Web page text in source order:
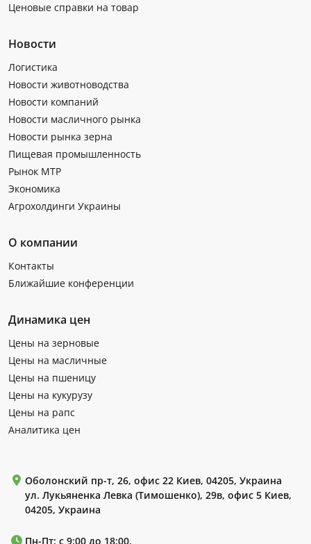
Ценовые справки на товар
Новости
Логистика
Новости животноводства
Новости компаний
Новости масличного рынка
Новости рынка зерна
Пищевая промышленность
Рынок МТР
Экономика
Агрохолдинги Украины
О компании
Контакты
Ближайшие конференции
Динамика цен
Цены на зерновые
Цены на масличные
Цены на пшеницу
Цены на кукурузу
Цены на рапс
Аналитика цен
Оболонский пр-т, 26, офис 22 Киев, 04205, Украина
ул. Лукьяненка Левка (Тимошенко), 29в, офис 5 Киев,
04205, Украина
Пн-Пт: с 9:00 до 18:00.